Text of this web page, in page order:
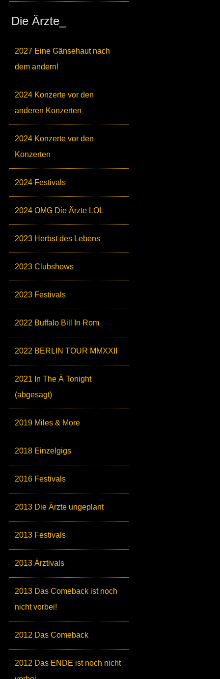
Die Ärzte_
2027 Eine Gänsehaut nach
dem andern!
2024 Konzerte vor den
anderen Konzerten
2024 Konzerte vor den
Konzerten
2024 Festivals
2024 OMG Die Ärzte LOL
2023 Herbst des Lebens
2023 Clubshows
2023 Festivals
2022 Buffalo Bill In Rom
2022 BERLIN TOUR MMXXII
2021 In The Ä Tonight
(abgesagt)
2019 Miles & More
2018 Einzelgigs
2016 Festivals
2013 Die Ärzte ungeplant
2013 Festivals
2013 Ärztivals
2013 Das Comeback ist noch
nicht vorbei!
2012 Das Comeback
2012 Das ENDE ist noch nicht